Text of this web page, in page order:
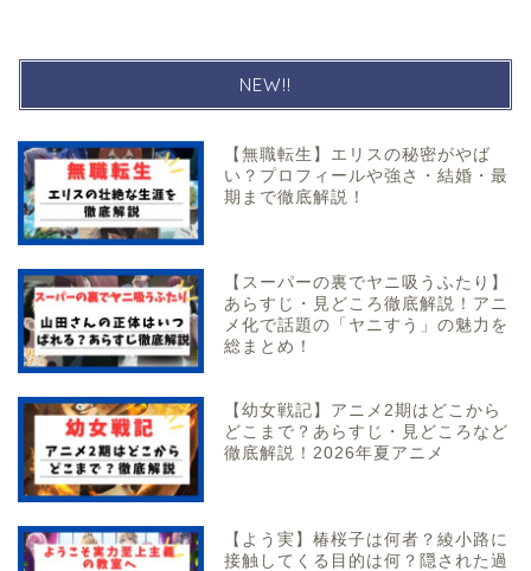
NEW!!
【無職転生】エリスの秘密がやば
い？プロフィールや強さ・結婚・最
期まで徹底解説！
【スーパーの裏でヤニ吸うふたり】
あらすじ・見どころ徹底解説！アニ
メ化で話題の「ヤニすう」の魅力を
総まとめ！
【幼女戦記】アニメ2期はどこから
どこまで？あらすじ・見どころなど
徹底解説！2026年夏アニメ
【よう実】椿桜子は何者？綾小路に
接触してくる目的は何？隠された過